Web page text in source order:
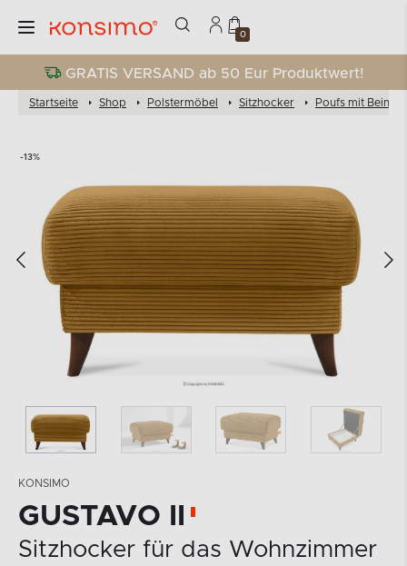
0
GRATIS VERSAND ab 50 Eur Produktwert!
Startseite Shop Polstermöbel Sitzhocker Poufs mit Beinen
-13%
KONSIMO
GUSTAVO II
Sitzhocker für das Wohnzimmer